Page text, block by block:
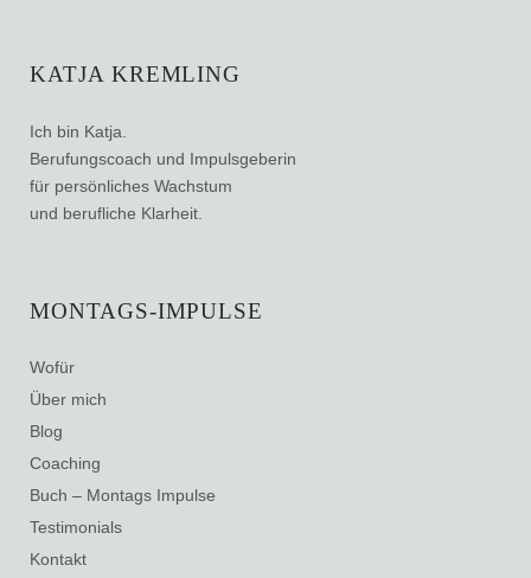
KATJA KREMLING
Ich bin Katja.
Berufungscoach und Impulsgeberin
für persönliches Wachstum
und berufliche Klarheit.
MONTAGS-IMPULSE
Wofür
Über mich
Blog
Coaching
Buch – Montags Impulse
Testimonials
Kontakt